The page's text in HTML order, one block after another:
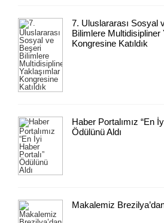
7. Uluslararası Sosyal
Bilimlere Multidisipliner
Kongresine Katıldık
Haber Portalımız “En
Ödülünü Aldı
Makalemiz Brezilya’dan